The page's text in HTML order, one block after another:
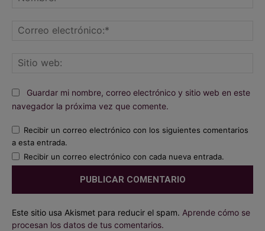
Guardar mi nombre, correo electrónico y sitio web en este
navegador la próxima vez que comente.
Recibir un correo electrónico con los siguientes comentarios
a esta entrada.
Recibir un correo electrónico con cada nueva entrada.
Este sitio usa Akismet para reducir el spam. Aprende cómo se
procesan los datos de tus comentarios.